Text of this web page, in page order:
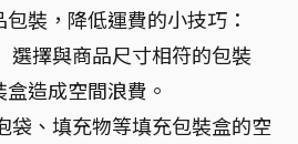
裝，降低運費的小技巧：
選擇與商品尺寸相符的包裝
造成空間浪費。
袋、填充物等填充包裝盒的空